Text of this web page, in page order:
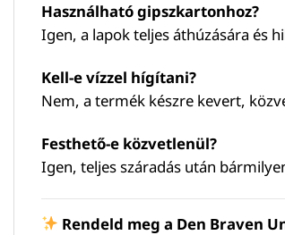
Használható gipszkartonhoz?
Igen, a lapok teljes áthúzására és
Kell-e vízzel hígítani?
Nem, a termék készre kevert,
Festhető-e közvetlenül?
Igen, teljes száradás után
Rendeld meg a Den Braven